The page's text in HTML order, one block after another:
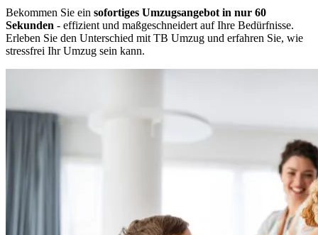
Bekommen Sie ein sofortiges Umzugsangebot in nur 60
Sekunden - effizient und maßgeschneidert auf Ihre Bedürfnisse.
Erleben Sie den Unterschied mit TB Umzug und erfahren Sie, wie
stressfrei Ihr Umzug sein kann.